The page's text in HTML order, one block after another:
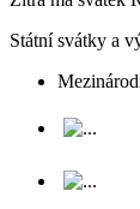
Státní svátky a